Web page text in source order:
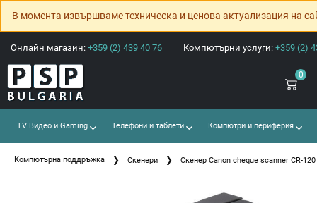
В момента извършваме техническа и ценова актуализация на
Онлайн магазин: +359 (2) 439 40 76 Компютърни услуги: +359 (2)
0
TV Видео и Gaming Телефони и таблети Компютри и периферия
Компютърна поддръжка Скенери Скенер Canon cheque scanner CR-120